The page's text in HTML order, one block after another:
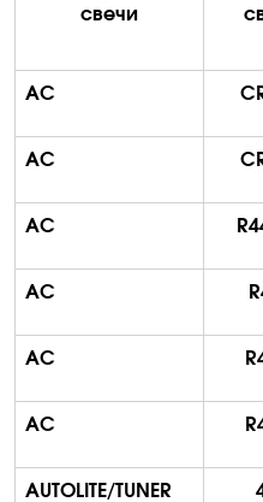
свечи
AC
AC
AC
AC
AC
AC
AUTOLITE/TUNER